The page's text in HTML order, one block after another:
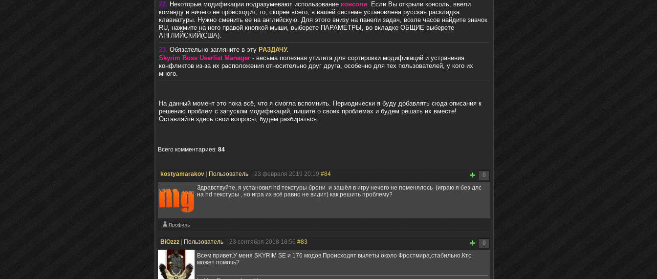
22. Некоторые модификации подразумевают использование консоли. Если Вы открыли консоль, ввели
команду и ничего не происходит, то, скорее всего, в вашей системе установлена русская раскладка
клавиатуры. Нужно сменить ее на английскую. Для этого внизу на панели задач, возле часов найдите значок
RU, нажмите на него правой кнопкой мыши, выберете ПАРАМЕТРЫ, во вкладке ОБЩИЕ выберете
АНГЛИЙСКИЙ(США).
23. Обязательно загляните в эту РАЗДАЧУ.
Skyrim Boss Userlist Manager - весьма полезная утилита для сортировки модификаций и устранения
конфликтов из-за их расположения относительно друг друга, особенно для тех пользователей, у кого их
много.
На данный момент это пока всё, что я смогла вспомнить. Периодически я буду добавлять сюда описания к
решению проблем с запуском модификаций, пишите о своих проблемах и будем решать их вместе!
Оставляйте здесь свои вопросы, будем разбираться.
Всего комментариев: 84
0
kostyamarakov Пользователь | 23 февраля 2019 20:19 #84
Здравствуйте, я установил hd текстуры брони и зашёл в игру нечего не поменялось (играю я без длс
на hd текстуры , но игра их всё равно не видит) как решить проблему?
0
BiOzzz Пользователь | 23 сентября 2018 18:56 #83
Всем привет.У меня SKYRIM SE и 176 модов.Происходят вылеты около Фростмира,стабильно.Кто
может помочь?